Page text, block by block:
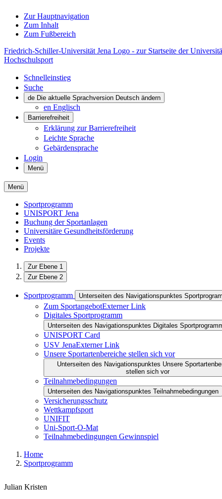
Zur Hauptnavigation
Zum Inhalt
Zum Fußbereich
Friedrich-Schiller-Universität Jena Logo - zur Startseite der
Hochschulsport
Schnelleinstieg
Suche
de Die aktuelle Sprachversion Deutsch ändern
en Englisch
Barrierefreiheit
Erklärung zur Barrierefreiheit
Leichte Sprache
Gebärdensprache
Login
Menü
Menü
Sportprogramm
UNISPORT Jena
Buchung der Sportanlagen
Universitäre Gesundheitsförderung
Events
Projekte
Zur Ebene 1
Zur Ebene 2
Sportprogramm Unterseiten des Navigationspunktes
Zum SportangebotExterner Link
Digitales Sportprogramm
Unterseiten des Navigationspunktes Digitales
UNISPORT Card
USV JenaExterner Link
Unsere Sportartenbereiche stellen sich vor
Unterseiten des Navigationspunktes Unsere
stellen sich vor
Teilnahmebedingungen
Unterseiten des Navigationspunktes Teilnahmebedingungen
Versicherungsschutz
Wettkampfsport
UNIFIT
Uni-Sport-O-Mat
Teilnahmebedingungen Gewinnspiel
Home
Sportprogramm
Julian Kristen